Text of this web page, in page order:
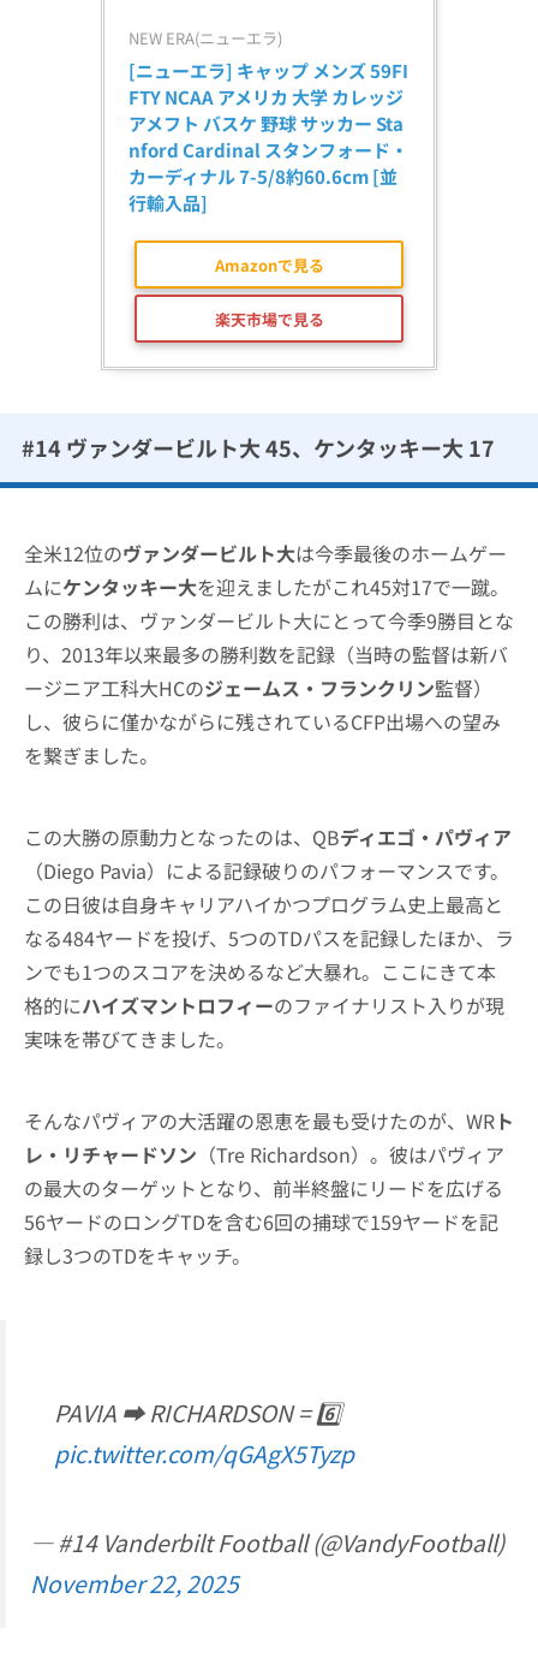
NEW ERA(ニューエラ)
[ニューエラ] キャップ メンズ 59FI
FTY NCAA アメリカ 大学 カレッジ
アメフト バスケ 野球 サッカー Sta
nford Cardinal スタンフォード・
カーディナル 7-5/8約60.6cm [並
行輸入品]
Amazonで見る
楽天市場で見る
#14 ヴァンダービルト大 45、ケンタッキー大 17
全米12位のヴァンダービルト大は今季最後のホームゲー
ムにケンタッキー大を迎えましたがこれ45対17で一蹴。
この勝利は、ヴァンダービルト大にとって今季9勝目とな
り、2013年以来最多の勝利数を記録（当時の監督は新バ
ージニア工科大HCのジェームス・フランクリン監督）
し、彼らに僅かながらに残されているCFP出場への望み
を繋ぎました。
この大勝の原動力となったのは、QBディエゴ・パヴィア
（Diego Pavia）による記録破りのパフォーマンスです。
この日彼は自身キャリアハイかつプログラム史上最高と
なる484ヤードを投げ、5つのTDパスを記録したほか、ラ
ンでも1つのスコアを決めるなど大暴れ。ここにきて本
格的にハイズマントロフィーのファイナリスト入りが現
実味を帯びてきました。
そんなパヴィアの大活躍の恩恵を最も受けたのが、WR ト
レ・リチャードソン （Tre Richardson）。彼はパヴィア
の最大のターゲットとなり、前半終盤にリードを広げる
56ヤードのロングTDを含む6回の捕球で159ヤードを記
録し3つのTDをキャッチ。
PAVIA ➡️ RICHARDSON = 6️⃣
pic.twitter.com/qGAgX5Tyzp
— #14 Vanderbilt Football (@VandyFootball)
November 22, 2025